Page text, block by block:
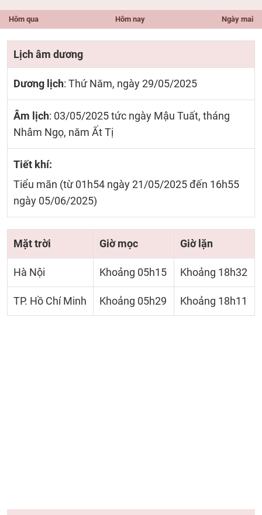
Hôm qua Hôm nay Ngày mai
Lịch âm dương
Dương lịch: Thứ Năm, ngày 29/05/2025
Âm lịch: 03/05/2025 tức ngày Mậu Tuất, tháng
Nhâm Ngọ, năm Ất Tị
Tiết khí:
Tiểu mãn (từ 01h54 ngày 21/05/2025 đến 16h55
ngày 05/06/2025)
Mặt trời Giờ mọc Giờ lặn
Hà Nội Khoảng 05h15 Khoảng 18h32
TP. Hồ Chí Minh Khoảng 05h29 Khoảng 18h11